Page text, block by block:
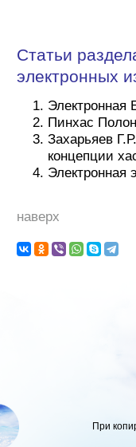
Статьи
электронных
Электронная
Пинхас
Захарьяев
концепции
Электронная
наверх
При